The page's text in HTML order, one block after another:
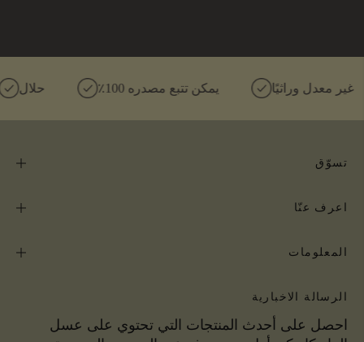
٪100 يمكن تتبع مصدره معدل وراثيًا
تسوّق
اعرف عنّا
المعلومات
الرسالة الاخبارية
احصل على أحدث المنتجات التي تحتوي على عسل